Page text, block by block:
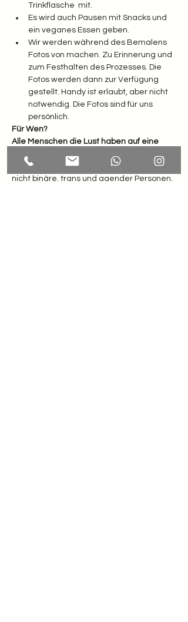
Trinkflasche  mit.
Es wird auch Pausen mit Snacks und
ein veganes Essen geben.
Wir werden während des Bemalens
Fotos von machen. Zu Erinnerung und
zum Festhalten des Prozesses. Die
Fotos werden dann zur Verfügung
gestellt. Handy ist erlaubt, aber nicht
notwendig. Die Fotos sind für uns
persönlich.
Für Wen?
Alle Menschen die Lust haben auf eine
bunte Reise zu sich selbst und anderen.
Frauen und Männer, intergeschlechtliche,
nicht binäre, trans und agender Personen.